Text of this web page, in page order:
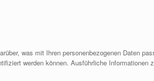
was mit Ihren personenbezogenen Daten
werden können. Ausführliche Informationen